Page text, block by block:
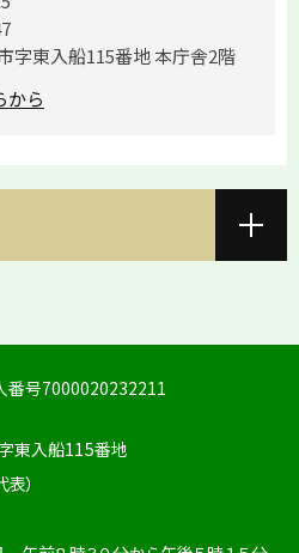
字東入船115番地 本庁舎2階
から
番号7000020232211
東入船115番地
）